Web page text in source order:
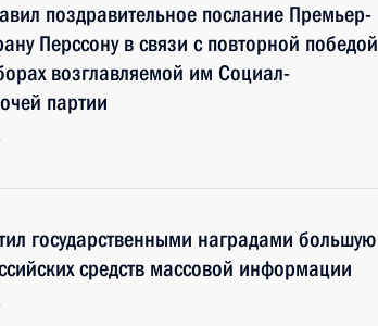
поздравительное послание Премьер-
Перссону в связи с повторной победой
возглавляемой им Социал-
партии
государственными наградами большую
средств массовой информации